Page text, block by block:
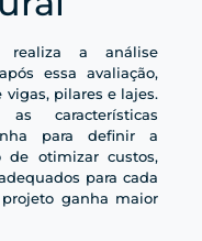
realiza a análise
essa avaliação,
pilares e lajes.
características
para definir a
de otimizar custos,
para cada
ganha maior